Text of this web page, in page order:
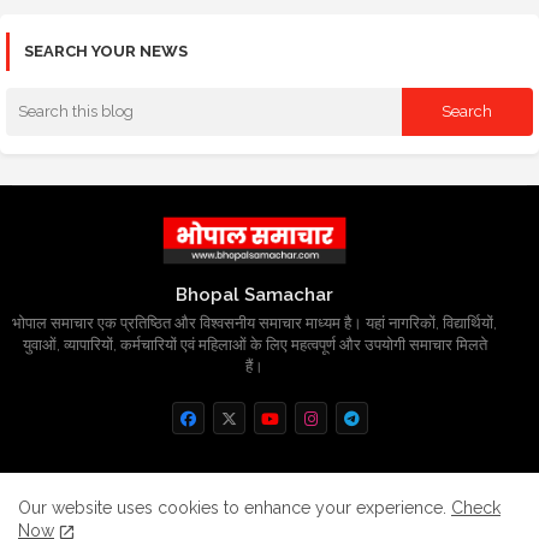
SEARCH YOUR NEWS
Bhopal Samachar
भोपाल समाचार एक प्रतिष्ठित और विश्वसनीय समाचार माध्यम है। यहां नागरिकों, विद्यार्थियों,
युवाओं, व्यापारियों, कर्मचारियों एवं महिलाओं के लिए महत्वपूर्ण और उपयोगी समाचार मिलते
हैं।
Home About Contact us
Privacy Policy
Our website uses cookies to enhance your experience. Check
Now